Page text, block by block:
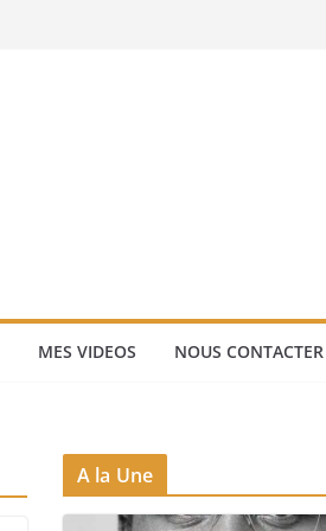
MES VIDEOS NOUS CONTACTER
A la Une